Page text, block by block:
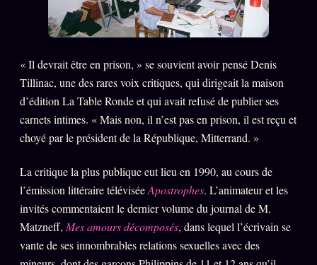
« Il devrait être en prison, » se souvient avoir pensé Denis
Tillinac, une des rares voix critiques, qui dirigeait la maison
d’édition La Table Ronde et qui avait refusé de publier ses
carnets intimes. « Mais non, il n’est pas en prison, il est reçu et
choyé par le président de la République, Mitterrand. »
La critique la plus publique eut lieu en 1990, au cours de
l’émission littéraire téléviséeApostrophes. L’animateur et les
invités commentaient le dernier volume du journal de M.
Matzneff, Mes amours décomposés, dans lequel l’écrivain se
vante de ses innombrables relations sexuelles avec des